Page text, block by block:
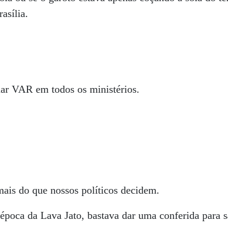
VAR em todos os ministérios.
do que nossos políticos decidem.
da Lava Jato, bastava dar uma conferida para